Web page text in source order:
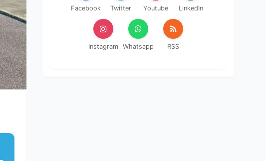
Facebook Twitter Youtube LinkedIn
Instagram Whatsapp RSS